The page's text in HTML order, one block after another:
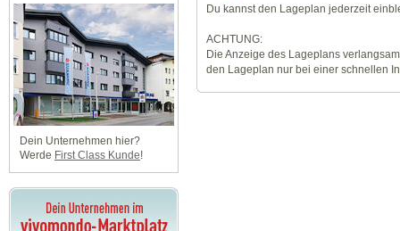
Dein Unternehmen hier?
Werde First Class Kunde!
Du kannst den Lageplan jederzeit
ACHTUNG:
Die Anzeige des Lageplans
den Lageplan nur bei einer schnellen